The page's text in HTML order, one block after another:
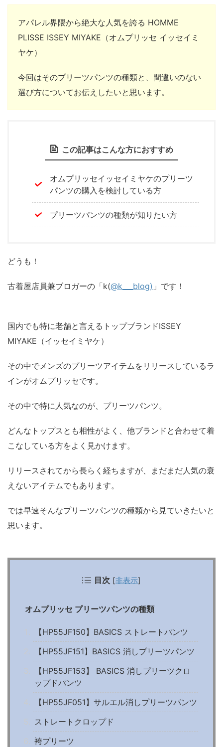
アパレル界隈から絶大な人気を誇る HOMME
PLISSE ISSEY MIYAKE（オムプリッセ イッセイミ
ヤケ）
今回はそのプリーツパンツの種類と、間違いのない
選び方についてお伝えしたいと思います。
この記事はこんな方におすすめ
オムプリッセイッセイミヤケのプリーツ
パンツの購入を検討している方
プリーツパンツの種類が知りたい方
どうも！
古着屋店員兼ブロガーの「k(@k___blog) 」です！
国内でも特に老舗と言えるトップブランドISSEY
MIYAKE（イッセイミヤケ）
その中でメンズのプリーツアイテムをリリースしているラ
インがオムプリッセです。
その中で特に人気なのが、プリーツパンツ。
どんなトップスとも相性がよく、他ブランドと合わせて着
こなしている方をよく見かけます。
リリースされてから長らく経ちますが、まだまだ人気の衰
えないアイテムでもあります。
では早速そんなプリーツパンツの種類から見ていきたいと
思います。
目次 [非表示]
オムプリッセ プリーツパンツの種類
【HP55JF150】BASICS ストレートパンツ
【HP55JF151】BASICS 消しプリーツパンツ
【HP55JF153】 BASICS 消しプリーツクロ
ップドパンツ
【HP55JF051】サルエル消しプリーツパンツ
ストレートクロップド
袴プリーツ